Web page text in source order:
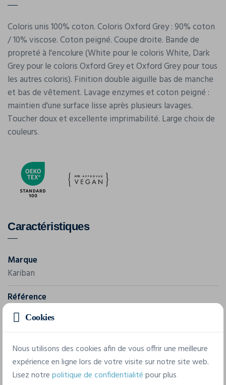
Coloris unis 100% coton. Coloris Oxford Grey : 90% coton
/ 10% viscose. Coton peigné. Coupe droite. Bande de
propreté à l'encolure (White pour le coloris White, Dark
Grey pour le coloris Oxford Grey et Oxford Grey pour tous
les autres coloris). Finition double aiguille bas de manche
et bas de vêtement. Lavage enzymes et coton peigné :
maintien d'une surface lisse après plusieurs lavages.
Toucher doux et excellente imprimabilité. Large choix de
couleurs.
Caractéristiques
Marque
Kariban
Référence
K358
Grammage
180 g/m²
Composition
Cookies
Nous utilisons des cookies afin de vous offrir une meilleure
expérience en ligne lors de votre visite sur notre site web.
Lisez notrepolitique de confidentialitépour plus